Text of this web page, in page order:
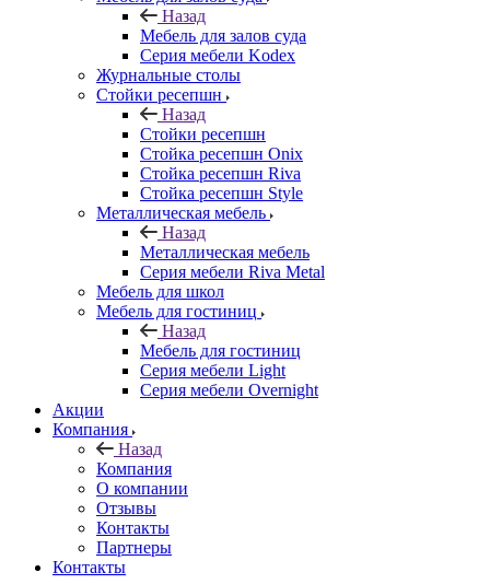
Назад
Мебель для залов суда
Серия мебели Kodex
Журнальные столы
Стойки ресепшн
Назад
Стойки ресепшн
Стойка ресепшн Onix
Стойка ресепшн Riva
Стойка ресепшн Style
Металлическая мебель
Назад
Металлическая мебель
Серия мебели Riva Metal
Мебель для школ
Мебель для гостиниц
Назад
Мебель для гостиниц
Серия мебели Light
Серия мебели Overnight
Акции
Компания
Назад
Компания
О компании
Отзывы
Контакты
Партнеры
Контакты